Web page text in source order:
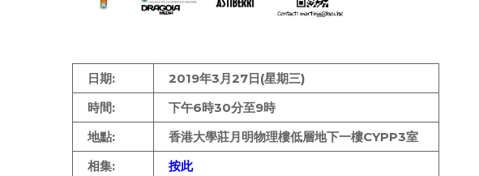
日期:
2019年3月27日(星期三)
時間:
下午6時30分至9時
地點:
香港大學莊月明物理樓低層地下一樓CYPP3室
相集:
按此